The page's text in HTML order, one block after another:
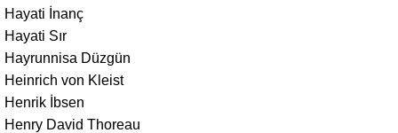
Hayati İnanç
Hayati Sır
Hayrunnisa Düzgün
Heinrich von Kleist
Henrik İbsen
Henry David Thoreau